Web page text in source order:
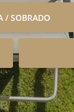
/ SOBRADO